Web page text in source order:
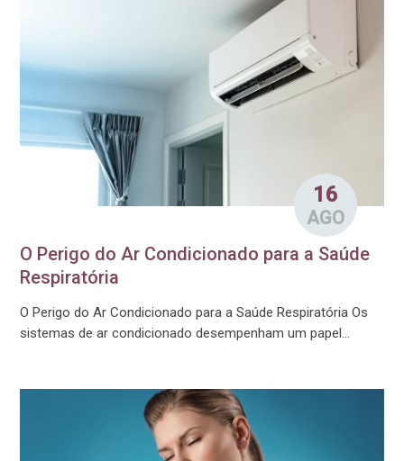
16
AGO
O Perigo do Ar Condicionado para a Saúde
Respiratória
O Perigo do Ar Condicionado para a Saúde Respiratória Os
sistemas de ar condicionado desempenham um papel...